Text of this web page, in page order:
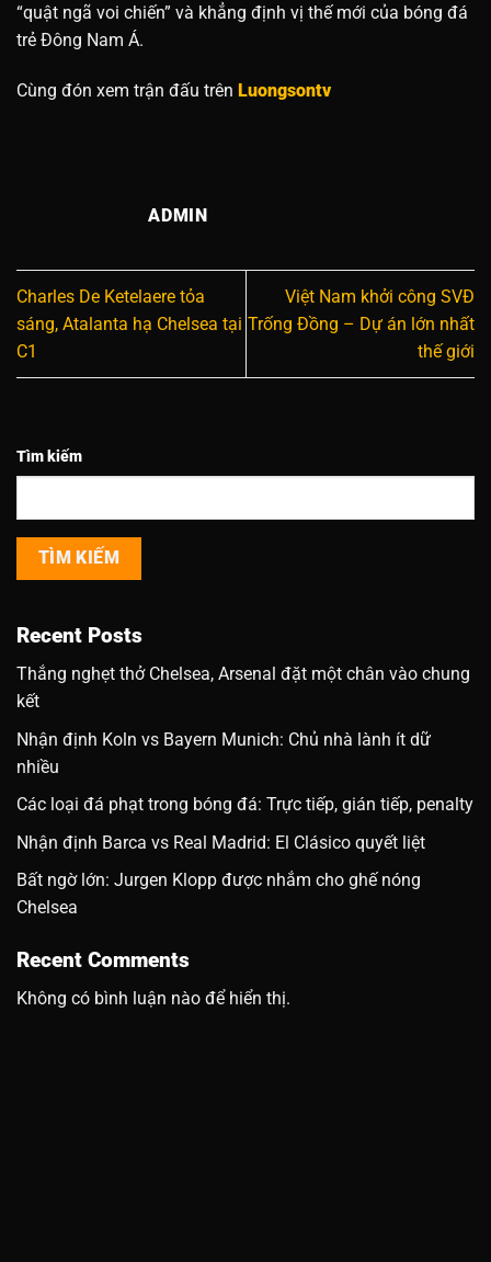
“quật ngã voi chiến” và khẳng định vị thế mới của bóng đá
trẻ Đông Nam Á.
Cùng đón xem trận đấu trên Luongsontv
ADMIN
Charles De Ketelaere tỏa
sáng, Atalanta hạ Chelsea tại
C1
Việt Nam khởi công SVĐ
Trống Đồng – Dự án lớn nhất
thế giới
Tìm kiếm
TÌM KIẾM
Recent Posts
Thắng nghẹt thở Chelsea, Arsenal đặt một chân vào chung
kết
Nhận định Koln vs Bayern Munich: Chủ nhà lành ít dữ
nhiều
Các loại đá phạt trong bóng đá: Trực tiếp, gián tiếp, penalty
Nhận định Barca vs Real Madrid: El Clásico quyết liệt
Bất ngờ lớn: Jurgen Klopp được nhắm cho ghế nóng
Chelsea
Recent Comments
Không có bình luận nào để hiển thị.